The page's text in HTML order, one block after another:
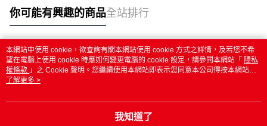
你可能有興趣的商品全站排行
熱門標籤
本網站中使用 cookie，欲查詢有關本網站使用 cookie 方式之詳情，及若您不希
望在電腦上使用 cookie 時應如何變更電腦的 cookie 設定，請參閱本網站「 隱私
權條款 」之 Cookie 聲明。您繼續使用本網站即表示您同意本公司得按本網站使
用條款之 Cookie 聲明使用 cookie。
了解更多 >
我知道了